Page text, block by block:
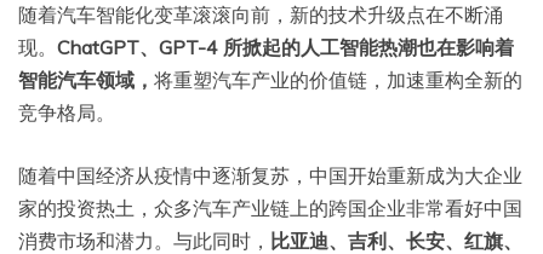
随着汽车智能化变革滚滚向前，新的技术升级点在不断涌
现。 ChatGPT、GPT-4 所掀起的人工智能热潮也在影响着
智能汽车领域， 将重塑汽车产业的价值链，加速重构全新的
竞争格局。
随着中国经济从疫情中逐渐复苏，中国开始重新成为大企业
家的投资热土，众多汽车产业链上的跨国企业非常看好中国
消费市场和潜力。与此同时， 比亚迪、吉利、长安、红旗、